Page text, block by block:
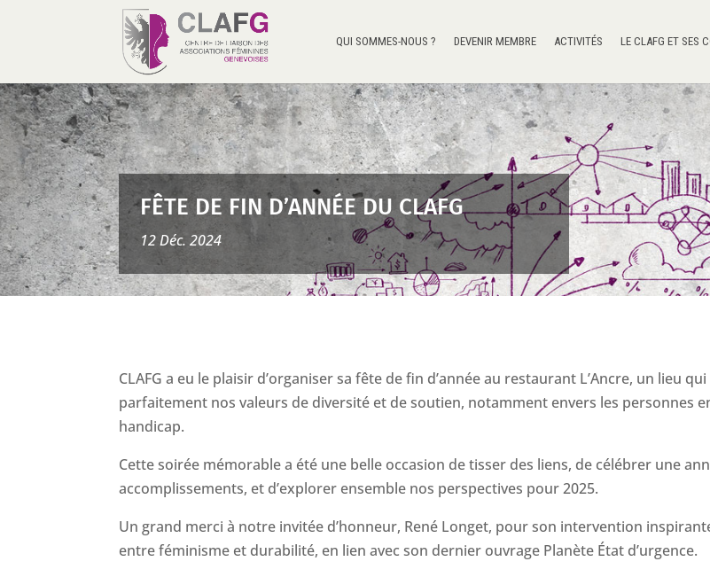
QUI SOMMES-NOUS ? DEVENIR MEMBRE ACTIVITÉS LE CLAFG ET SES
FÊTE DE FIN D’ANNÉE DU CLAFG
12 Déc. 2024
CLAFG a eu le plaisir d’organiser sa fête de fin d’année au restaurant L’Ancre, un lieu
parfaitement nos valeurs de diversité et de soutien, notamment envers les personnes
handicap.
Cette soirée mémorable a été une belle occasion de tisser des liens, de célébrer une
accomplissements, et d’explorer ensemble nos perspectives pour 2025.
Un grand merci à notre invitée d’honneur, René Longet, pour son intervention
entre féminisme et durabilité, en lien avec son dernier ouvrage Planète État d’urgence.